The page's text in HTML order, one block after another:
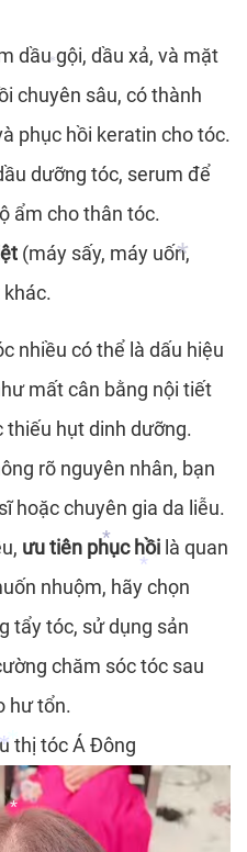
*
*
*
dầu gội, dầu xả, và mặt
chuyên sâu, có thành
phục hồi keratin cho tóc.
dưỡng tóc, serum để
ẩm cho thân tóc.
(máy sấy, máy uốn,
nhiều có thể là dấu hiệu
mất cân bằng nội tiết
thiếu hụt dinh dưỡng.
rõ nguyên nhân, bạn
hoặc chuyên gia da liễu.
ưu tiên phục hồi là quan
nhuộm, hãy chọn
tẩy tóc, sử dụng sản
chăm sóc tóc sau
hư tổn.
thị tóc Á Đông